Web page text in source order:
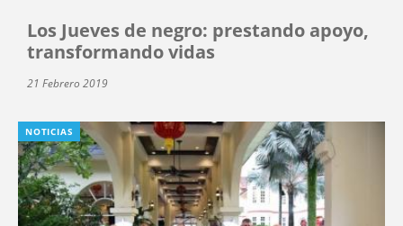
Los Jueves de negro: prestando apoyo,
transformando vidas
21 Febrero 2019
NOTICIAS